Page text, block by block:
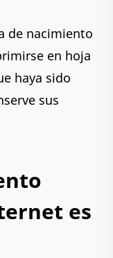
de nacimiento
en hoja
haya sido
sus
es